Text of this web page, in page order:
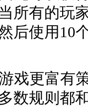
所有的玩
后使用10
戏更富有
数规则都